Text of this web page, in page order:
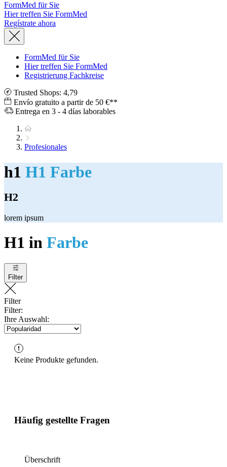
FormMed für Sie
Hier treffen Sie FormMed
Regístrate ahora
FormMed für Sie
Hier treffen Sie FormMed
Registrierung Fachkreise
Trusted Shops: 4,79
Envío gratuito a partir de 50 €**
Entrega en 3 - 4 días laborables
Profesionales
h1 H1 Farbe
H2
lorem ipsum
H1 in Farbe
Filter
Filter
Filter:
Ihre Auswahl:
Keine Produkte gefunden.
Häufig gestellte Fragen
Überschrift